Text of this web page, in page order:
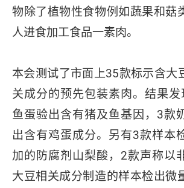
物除了植物性食物例如蔬果和菇
人进食加工食品一素肉。
本会测试了市面上35款标示含大
关成分的预先包装素肉。结果
鱼蛋验出含有猪及鱼基因，3款
出含有鸡蛋成分。另有3款样本
加的防腐剂山梨酸，2款声称以
大豆相关成分制造的样本检出微